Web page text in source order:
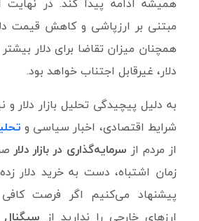
مبتنی بر ارزپاشی و کاهش قیمت
همچنان میزان تقاضا برای دلار
دلار، غیرقابل اجتناب خواهد بود.
به دلیل پیچیدگی تحلیل بازار دلار و
شرایط اقتصادی، اخبار سیاسی و
از مردم از سرمایه‌گذاری در بازار دلار
زمان اشتباه، دست به خرید دلار
پیشنهاد می‌کنیم اگر فرصت
ارزهای خارجی را ندارید از سیگنال